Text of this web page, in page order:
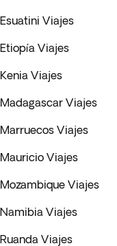
Esuatini Viajes
Etiopía Viajes
Kenia Viajes
Madagascar Viajes
Marruecos Viajes
Mauricio Viajes
Mozambique Viajes
Namibia Viajes
Ruanda Viajes